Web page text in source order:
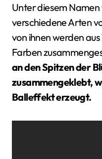
Unter diesem
verschiedene Arten
von ihnen werden
Farben
an den Spitzen der
zusammengeklebt,
Balleffekt erzeugt.